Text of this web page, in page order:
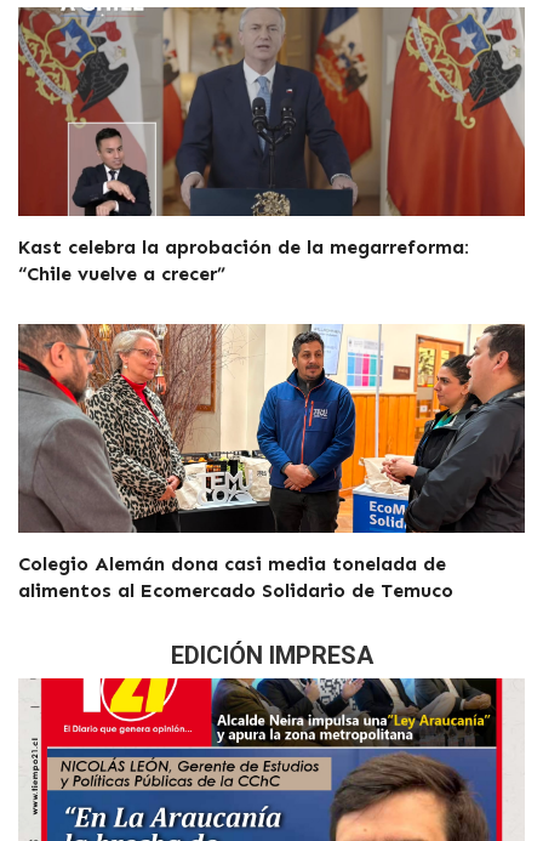
Kast celebra la aprobación de la megarreforma:
“Chile vuelve a crecer”
Colegio Alemán dona casi media tonelada de
alimentos al Ecomercado Solidario de Temuco
EDICIÓN IMPRESA